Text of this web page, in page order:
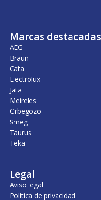
Marcas destacadas
AEG
Braun
Cata
Electrolux
Jata
Meireles
Orbegozo
Smeg
Taurus
Teka
Legal
Aviso legal
Política de privacidad